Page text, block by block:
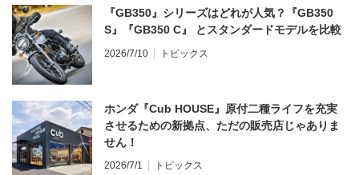
『GB350』シリーズはどれが人気？『GB350
S』『GB350 C』 とスタンダードモデルを比較
2026/7/10 トピックス
ホンダ『Cub HOUSE』原付二種ライフを充実
させるための新拠点、ただの販売店じゃありま
せん！
2026/7/1 トピックス